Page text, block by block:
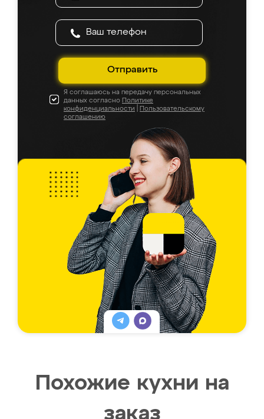
Отправить
Я соглашаюсь на передачу персональных
данных согласно Политике
конфиденциальности
Пользовательскому
соглашению
Похожие кухни на
заказ